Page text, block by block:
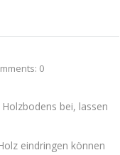
0
bei, lassen
eindringen können